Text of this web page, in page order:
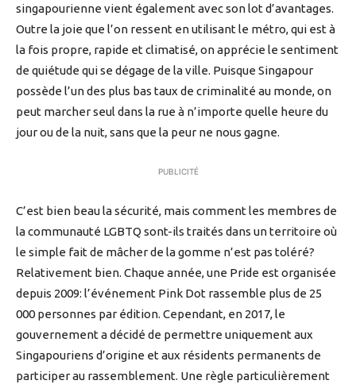
singapourienne vient également avec son lot d’avantages.
Outre la joie que l’on ressent en utilisant le métro, qui est à
la fois propre, rapide et climatisé, on apprécie le sentiment
de quiétude qui se dégage de la ville. Puisque Singapour
possède l’un des plus bas taux de criminalité au monde, on
peut marcher seul dans la rue à n’importe quelle heure du
jour ou de la nuit, sans que la peur ne nous gagne.
PUBLICITÉ
C’est bien beau la sécurité, mais comment les membres de
la communauté LGBTQ sont-ils traités dans un territoire où
le simple fait de mâcher de la gomme n’est pas toléré?
Relativement bien. Chaque année, une Pride est organisée
depuis 2009: l’événement Pink Dot rassemble plus de 25
000 personnes par édition. Cependant, en 2017, le
gouvernement a décidé de permettre uniquement aux
Singapouriens d’origine et aux résidents permanents de
participer au rassemblement. Une règle particulièrement